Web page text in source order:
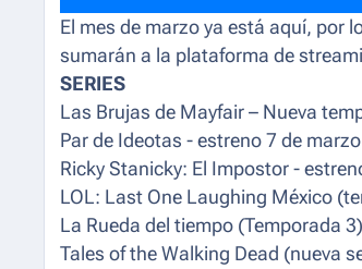
El mes de marzo ya está aquí, por
sumarán a la plataforma de
SERIES
Las Brujas de Mayfair – Nueva
Par de Ideotas - estreno 7 de marzo
Ricky Stanicky: El Impostor -
LOL: Last One Laughing México
La Rueda del tiempo (Temporada
Tales of the Walking Dead (nueva